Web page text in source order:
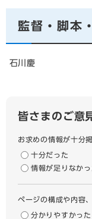
監督・脚本
石川慶
皆さまのご意
お求めの情報が十分
十分だった
情報が足りなかっ
ページの構成や内容
分かりやすかった